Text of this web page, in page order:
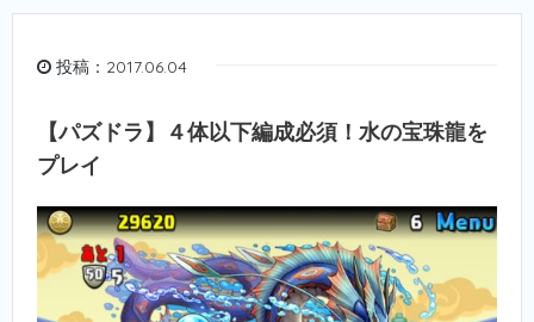
投稿：2017.06.04
【パズドラ】４体以下編成必須！水の宝珠龍を
プレイ